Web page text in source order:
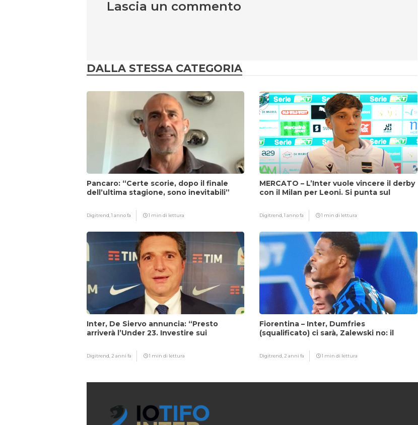
Lascia un commento
DALLA STESSA CATEGORIA
Pancaro: “Certe scorie, dopo il finale
dell’ultima stagione, sono inevitabili”
Digitrend,1 anno fa 1 min di lettura
MERCATO – L’Inter vuole vincere il derby
con il Milan per Leoni. Si punta sul
Digitrend,1 anno fa 1 min di lettura
Inter, De Siervo annuncia: “Presto
arriverà l’Under 23. Investire sui
Digitrend, 2 anni fa 1 min di lettura
Fiorentina – Inter, Dumfries
(squalificato) ci sarà, Zalewski no: il
Digitrend, 2 anni fa 1 min di lettura